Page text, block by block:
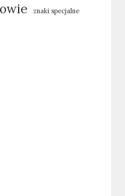
znaki specjalne